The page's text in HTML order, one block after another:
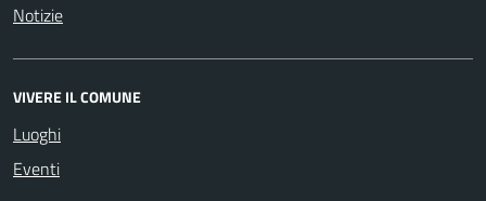
Notizie
VIVERE IL COMUNE
Luoghi
Eventi